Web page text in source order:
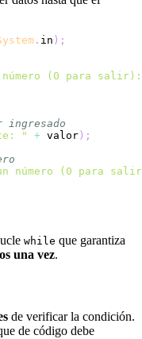
. in ) ;
número (0 para
ingresado
" + valor ) ;
número (0 para
while que garantiza
una vez.
de verificar la condición.
de código debe